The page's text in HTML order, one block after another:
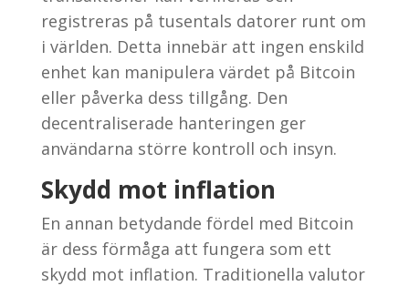
registreras på tusentals datorer runt om
i världen. Detta innebär att ingen enskild
enhet kan manipulera värdet på Bitcoin
eller påverka dess tillgång. Den
decentraliserade hanteringen ger
användarna större kontroll och insyn.
Skydd mot inflation
En annan betydande fördel med Bitcoin
är dess förmåga att fungera som ett
skydd mot inflation. Traditionella valutor